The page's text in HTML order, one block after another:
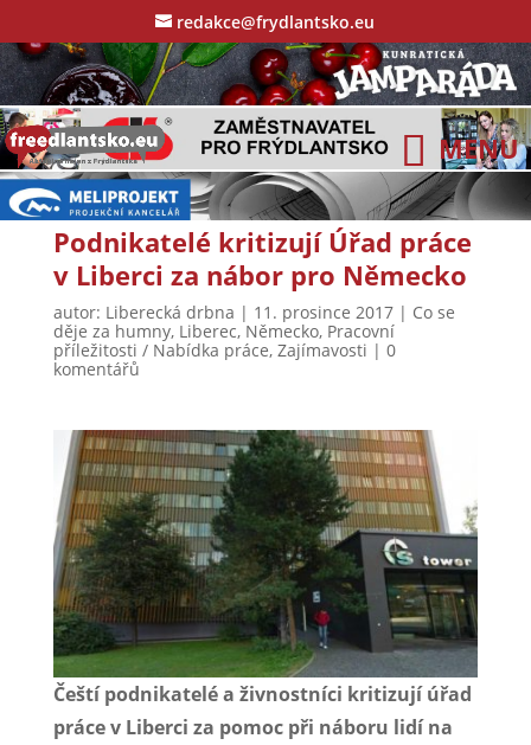
redakce@frydlantsko.eu
Podnikatelé kritizují Úřad práce
v Liberci za nábor pro Německo
autor: Liberecká drbna | 11. prosince 2017| Co se
děje za humny, Liberec, Německo, Pracovní
příležitosti / Nabídka práce, Zajímavosti | 0
komentářů
Čeští podnikatelé a živnostníci kritizují úřad
práce v Liberci za pomoc při náboru lidí na